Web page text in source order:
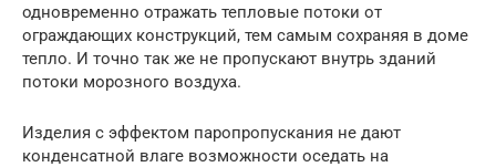
одновременно отражать тепловые потоки от
ограждающих конструкций, тем самым сохраняя в доме
тепло. И точно так же не пропускают внутрь зданий
потоки морозного воздуха.
Изделия с эффектом паропропускания не дают
конденсатной влаге возможности оседать на